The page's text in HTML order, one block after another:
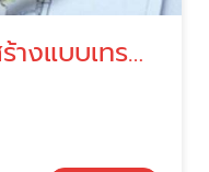
จำหน่ายอุปกรณ์ก่อสร้างแบบเทรดดิ้ง